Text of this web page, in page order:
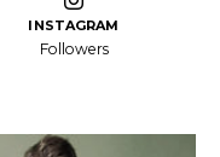
INSTAGRAM
Followers